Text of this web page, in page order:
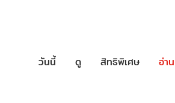
วันนี้ ดู สิทธิพิเศษ อ่าน